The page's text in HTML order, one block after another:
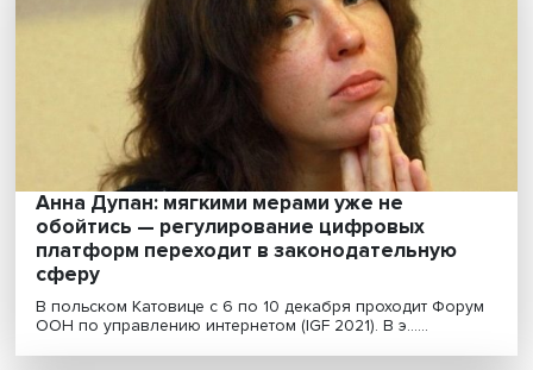
Два часа за два триллиона: как в России
создается современная транспортная
инфраструктура
Как в России строят современные аэропорты,
автомобильные и железные дороги? Какие
финан......